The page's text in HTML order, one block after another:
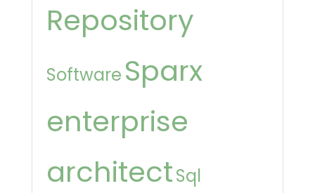
Repository
Software Sparx
enterprise
architectSql